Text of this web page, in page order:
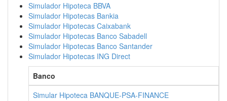
Simulador Hipoteca BBVA
Simulador Hipotecas Bankia
Simulador Hipotecas Caixabank
Simulador Hipotecas Banco Sabadell
Simulador Hipotecas Banco Santander
Simulador Hipotecas ING Direct
Banco
Simular Hipoteca BANQUE-PSA-FINANCE